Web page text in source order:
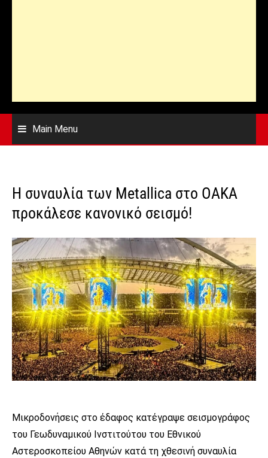
Main Menu
Η συναυλία των Metallica στο ΟΑΚΑ
προκάλεσε κανονικό σεισμό!
Mικροδονήσεις στο έδαφος κατέγραψε σεισμογράφος
του Γεωδυναμικού Ινστιτούτου του Εθνικού
Αστεροσκοπείου Αθηνών κατά τη χθεσινή συναυλία